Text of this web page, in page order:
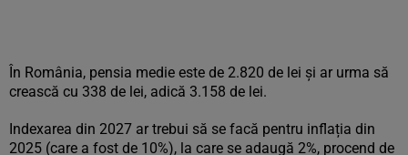
În România, pensia medie este de 2.820 de lei și ar urma să
crească cu 338 de lei, adică 3.158 de lei.
Indexarea din 2027 ar trebui să se facă pentru inflația din
2025 (care a fost de 10%), la care se adaugă 2%, procend de